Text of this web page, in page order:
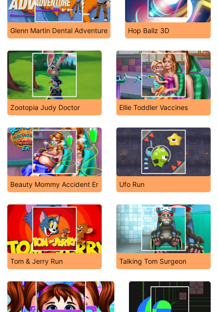
Glenn Martin Dental Adventure Hop Ballz 3D
Zootopia Judy Doctor Ellie Toddler Vaccines
Beauty Mommy Accident Er Ufo Run
Tom & Jerry Run Talking Tom Surgeon